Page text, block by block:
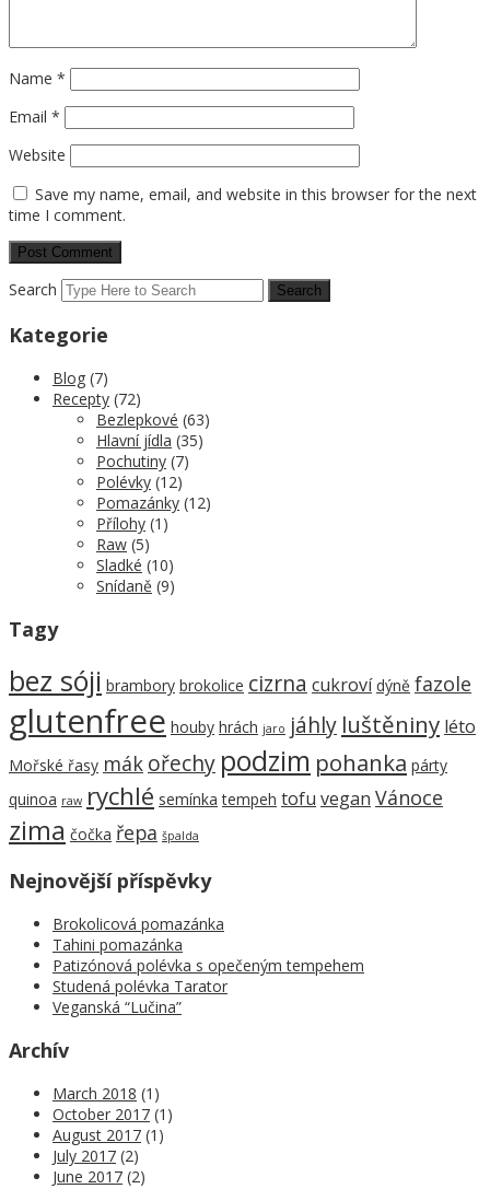
Name *
Email *
Website
Save my name, email, and website in this browser for the next
time I comment.
Search
Kategorie
Blog (7)
Recepty (72)
Bezlepkové (63)
Hlavní jídla (35)
Pochutiny (7)
Polévky (12)
Pomazánky (12)
Přílohy (1)
Raw (5)
Sladké (10)
Snídaně (9)
Tagy
bez sóji brambory brokolice cizrna cukroví dýně fazole
glutenfree houby hrách jaro jáhly luštěniny léto
Mořské řasy mák ořechy podzim pohanka párty
quinoa raw rychlé semínka tempeh tofu vegan Vánoce
zima čočka řepa špalda
Nejnovější příspěvky
Brokolicová pomazánka
Tahini pomazánka
Patizónová polévka s opečeným tempehem
Studená polévka Tarator
Veganská “Lučina”
Archív
March 2018 (1)
October 2017 (1)
August 2017 (1)
July 2017 (2)
June 2017 (2)